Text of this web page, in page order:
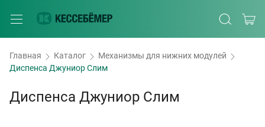
Главная Каталог
Механизмы для нижних модулей
Диспенса Джуниор Слим
Диспенса Джуниор Слим